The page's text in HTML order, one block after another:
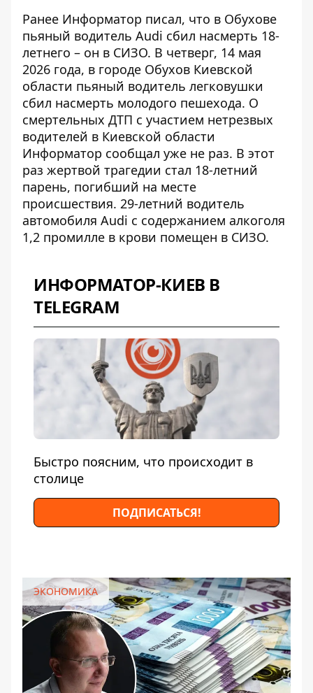
Ранее Информатор писал, что в Обухове
пьяный водитель Audi сбил насмерть 18-
летнего – он в СИЗО. В четверг, 14 мая
2026 года, в городе Обухов Киевской
области пьяный водитель легковушки
сбил насмерть молодого пешехода. О
смертельных ДТП с участием нетрезвых
водителей в Киевской области
Информатор сообщал уже не раз. В этот
раз жертвой трагедии стал 18-летний
парень, погибший на месте
происшествия. 29-летний водитель
автомобиля Audi с содержанием алкоголя
1,2 промилле в крови помещен в СИЗО.
ИНФОРМАТОР-КИЕВ В
TELEGRAM
Быстро поясним, что происходит в
столице
ПОДПИСАТЬСЯ!
ЭКОНОМИКА